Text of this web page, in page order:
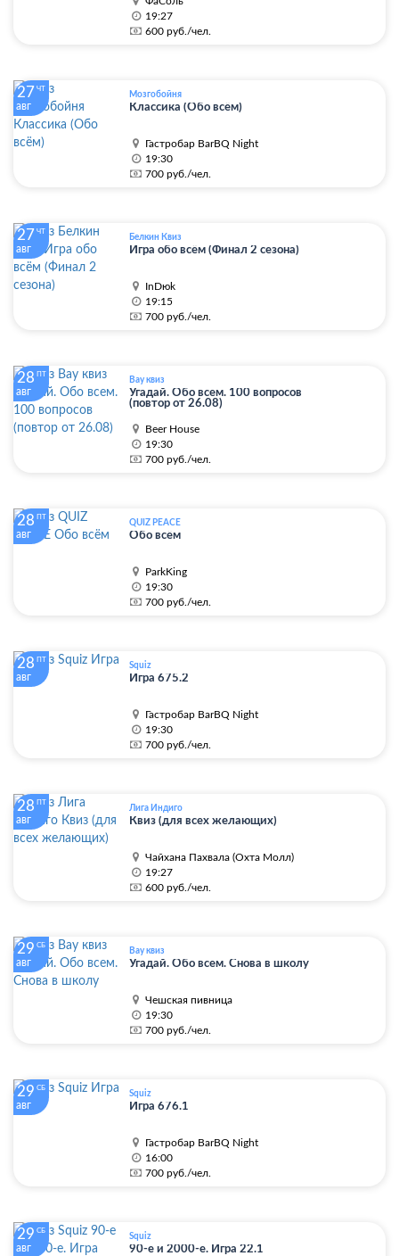
19:27
600 руб./чел.
27 ЧТ
авг
Мозгобойня
Классика (Обо всём)
Гастробар BarBQ Night
19:30
700 руб./чел.
27 ЧТ
авг
Белкин Квиз
Игра обо всём (Финал 2 сезона)
InDюk
19:15
700 руб./чел.
28
авг
Вау квиз
Угадай. Обо всем. 100 вопросов
(повтор от 26.08)
Beer House
19:30
700 руб./чел.
28
авг
QUIZ PEACE
Обо всём
ParkKing
19:30
700 руб./чел.
28
авг
Squiz
Игра 675.2
Гастробар BarBQ Night
19:30
700 руб./чел.
28
авг
Лига Индиго
Квиз (для всех желающих)
Чайхана Пахвала (Охта Молл)
19:27
600 руб./чел.
29 СБ
авг
Вау квиз
Угадай. Обо всем. Снова в школу
Чешская пивница
19:30
700 руб./чел.
29 СБ
авг
Squiz
Игра 676.1
Гастробар BarBQ Night
16:00
700 руб./чел.
29 СБ
авг
Squiz
90-е и 2000-е. Игра 22.1